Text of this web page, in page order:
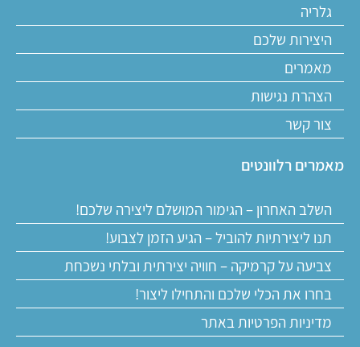
גלריה
היצירות שלכם
מאמרים
הצהרת נגישות
צור קשר
מאמרים רלוונטים
השלב האחרון – הגימור המושלם ליצירה שלכם!
תנו ליצירתיות להוביל – הגיע הזמן לצבוע!
צביעה על קרמיקה – חוויה יצירתית ובלתי נשכחת
בחרו את הכלי שלכם והתחילו ליצור!
מדיניות הפרטיות באתר